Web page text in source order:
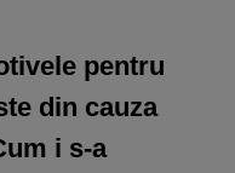
pentru
din cauza
i s-a